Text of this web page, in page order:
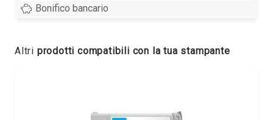
Bonifico bancario
Altri prodotti compatibili con la tua stampante